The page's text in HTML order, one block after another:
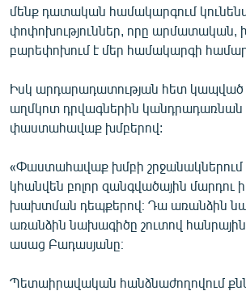
մենք դատական համակարգում
փոփոխություններ, որը արմատական,
բարեփոխում է մեր համակարգի
Իսկ արդարադատության հետ կապված
աղմկոտ դրվագներին կանդրադառնան
փաստահավաք խմբերով:
«Փաստահավաք խմբի
կհանվեն բոլոր զանգվածային մարդու
խախտման դեպքերով։ Դա առանձին
առանձին նախագիծը շուտով
ասաց Բադասյանը։
Պետաիրավական հանձնաժողովում